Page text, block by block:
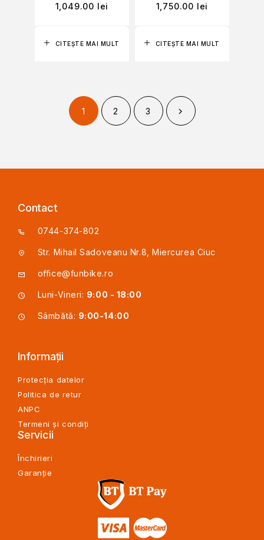
CITEȘTE MAI MULT
1,049.00 lei
CITEȘTE MAI MULT
1,750.00 lei
1 2 3
Contact
0744-374-802
Str. Mihail Sadoveanu Nr.8, Miercurea Ciuc
office@funbike.ro
Luni-Vineri: 9:00 - 18:00
Sâmbătă: 9:00-14:00
Informații
Protecția datelor
Politica de retur
ANPC
Termeni și condiți
Servicii
Închirieri
Garanție